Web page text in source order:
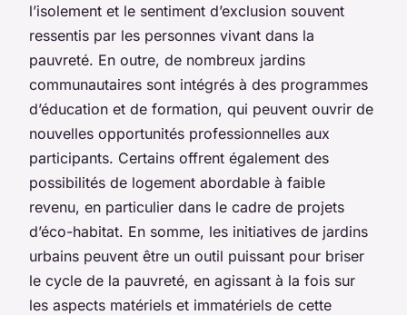
l’isolement et le sentiment d’exclusion souvent
ressentis par les personnes vivant dans la
pauvreté. En outre, de nombreux jardins
communautaires sont intégrés à des programmes
d’éducation et de formation, qui peuvent ouvrir de
nouvelles opportunités professionnelles aux
participants. Certains offrent également des
possibilités de logement abordable à faible
revenu, en particulier dans le cadre de projets
d’éco-habitat. En somme, les initiatives de jardins
urbains peuvent être un outil puissant pour briser
le cycle de la pauvreté, en agissant à la fois sur
les aspects matériels et immatériels de cette